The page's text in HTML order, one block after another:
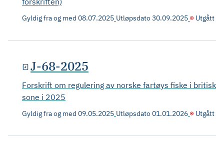
Gyldig fra og med 08.07.2025 Utløpsdato30.09.2025 Utgått
J-68-2025
Forskrift om regulering av norske fartøys fiske i britisk
sone i 2025
Gyldig fra og med 09.05.2025 Utløpsdato01.01.2026 Utgått